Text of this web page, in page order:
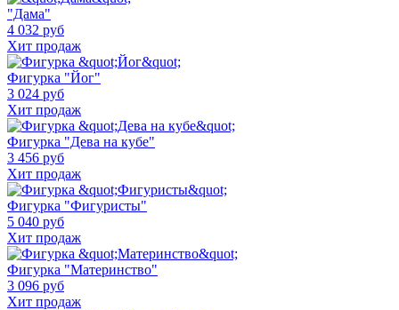
"Дама"
4 032 руб
Хит продаж
Фигурка "Йог"
3 024 руб
Хит продаж
Фигурка "Дева на кубе"
3 456 руб
Хит продаж
Фигурка "Фигуристы"
5 040 руб
Хит продаж
Фигурка "Материнство"
3 096 руб
Хит продаж